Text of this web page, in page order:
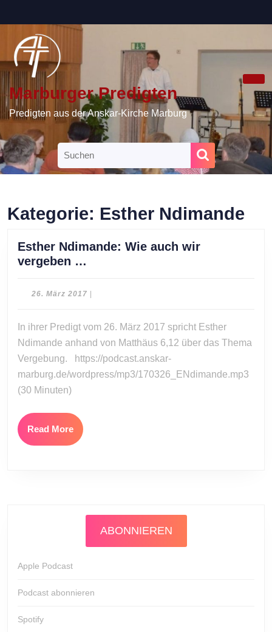
content
Marburger Predigten
Predigten aus der Anskar-Kirche Marburg
Search
for:
Kategorie: Esther Ndimande
Esther Ndimande: Wie auch wir
vergeben …
Wie
vergeben
…
26. März 2017 26.
In ihrer Predigt vom 26. März 2017 spricht Esther
Ndimande anhand von Matthäus 6,12 über das Thema
Vergebung. https://podcast.anskar-
marburg.de/wordpress/mp3/170326_ENdimande.mp3
(30 Minuten)
Read MoreRead
More
ABONNIEREN
Apple Podcast
Podcast abonnieren
Spotify